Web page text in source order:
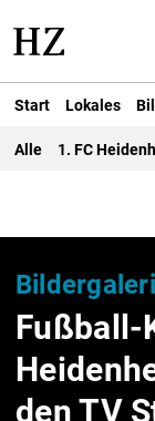
Start Lokales
Alle 1. FC
Fußball-
den TV